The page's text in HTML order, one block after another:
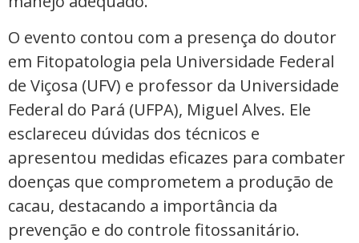
O evento contou com a presença do doutor
em Fitopatologia pela Universidade Federal
de Viçosa (UFV) e professor da Universidade
Federal do Pará (UFPA), Miguel Alves. Ele
esclareceu dúvidas dos técnicos e
apresentou medidas eficazes para combater
doenças que comprometem a produção de
cacau, destacando a importância da
prevenção e do controle fitossanitário.